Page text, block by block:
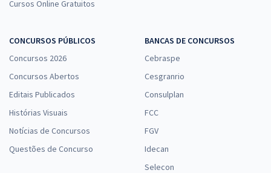
Cursos Online Gratuitos
CONCURSOS PÚBLICOS
Concursos 2026
Concursos Abertos
Editais Publicados
Histórias Visuais
Notícias de Concursos
Questões de Concurso
BANCAS DE CONCURSOS
Cebraspe
Cesgranrio
Consulplan
FCC
FGV
Idecan
Selecon